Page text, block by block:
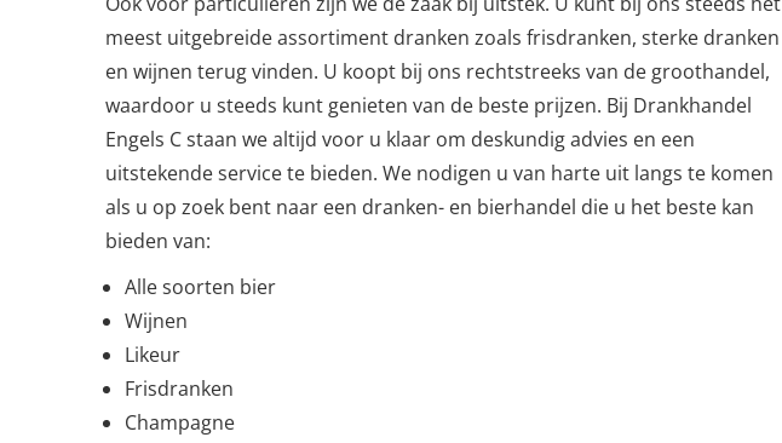
meest uitgebreide assortiment dranken zoals frisdranken, sterke dranken
en wijnen terug vinden. U koopt bij ons rechtstreeks van de groothandel,
waardoor u steeds kunt genieten van de beste prijzen. Bij Drankhandel
Engels C staan we altijd voor u klaar om deskundig advies en een
uitstekende service te bieden. We nodigen u van harte uit langs te komen
als u op zoek bent naar een dranken- en bierhandel die u het beste kan
bieden van:
Alle soorten bier
Wijnen
Likeur
Frisdranken
Champagne